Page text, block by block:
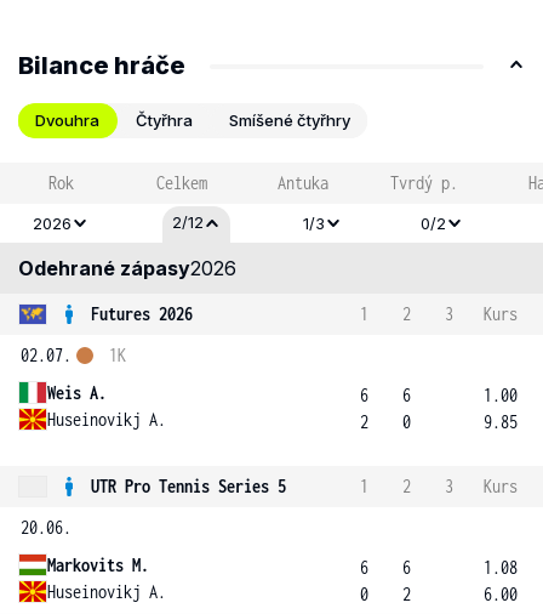
Bilance hráče
Dvouhra Čtyřhra Smíšené čtyřhry
Rok Celkem Antuka Tvrdý p.
2026 2/12 1/3 0/2
Odehrané zápasy2026
Futures 2026 1 2 3
Kurs
02.07.
Weis A.
Huseinovikj A.
1K
6
2
6
0
1.00
9.85
UTR Pro Tennis Series 5 1 2 3
Kurs
20.06.
Markovits M.
Huseinovikj A.
6
0
6
2
1.08
6.00